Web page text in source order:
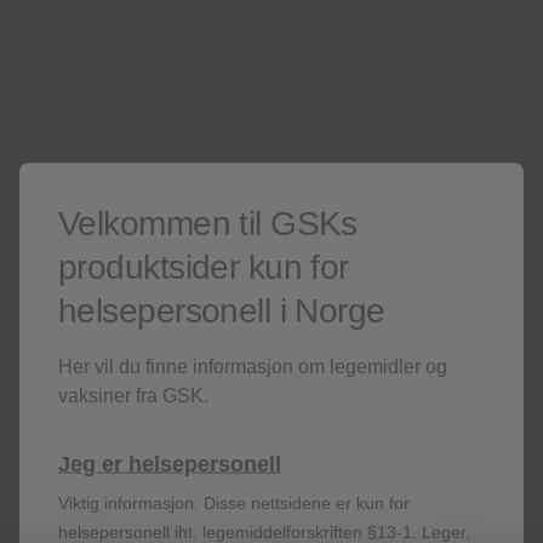
Registrer deg!
Få siste nytt om våre produkter og terapiområder,
Velkommen til GSKs
produktsider kun for
helsepersonell i Norge
Her vil du finne informasjon om legemidler og
vaksiner fra GSK.
Jeg er helsepersonell
Viktig informasjon: Disse nettsidene er kun for
helsepersonell iht. legemiddelforskriften §13-1. Leger,